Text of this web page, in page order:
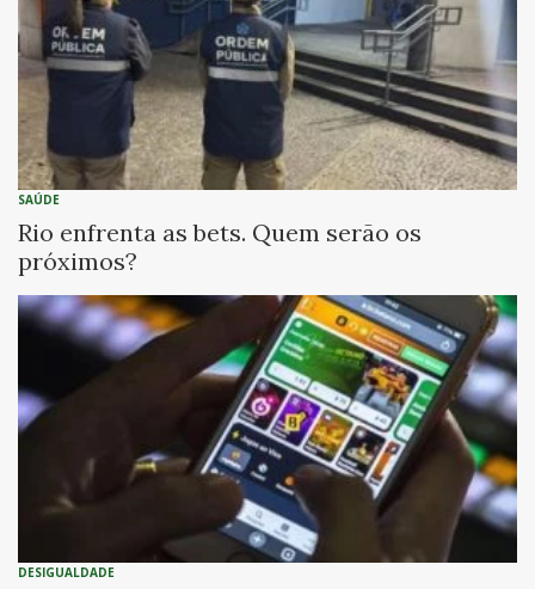
SAÚDE
Rio enfrenta as bets. Quem serão os
próximos?
DESIGUALDADE